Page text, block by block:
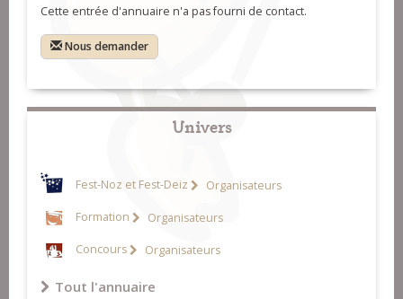
Cette entrée d'annuaire n'a pas fourni de contact.
Nous demander
Univers
Fest-Noz et Fest-Deiz Organisateurs
Formation Organisateurs
Concours Organisateurs
Tout l'annuaire